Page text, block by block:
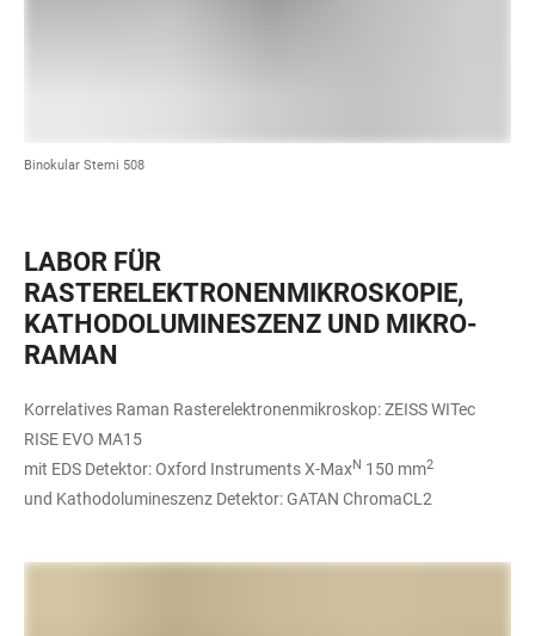
Binokular Stemi 508
LABOR FÜR
RASTERELEKTRONENMIKROSKOPIE,
KATHODOLUMINESZENZ UND MIKRO-
RAMAN
Korrelatives Raman Rasterelektronenmikroskop: ZEISS WITec
RISE EVO MA15
mit EDS Detektor: Oxford Instruments X-MaxN 150 mm2
und Kathodolumineszenz Detektor: GATAN ChromaCL2